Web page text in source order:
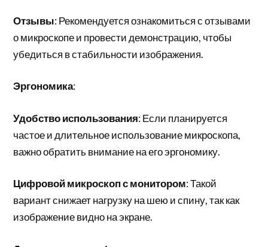
Отзывы: Рекомендуется ознакомиться с отзывами
о микроскопе и провести демонстрацию, чтобы
убедиться в стабильности изображения.
Эргономика:
Удобство использования: Если планируется
частое и длительное использование микроскопа,
важно обратить внимание на его эргономику.
Цифровой микроскоп с монитором: Такой
вариант снижает нагрузку на шею и спину, так как
изображение видно на экране.